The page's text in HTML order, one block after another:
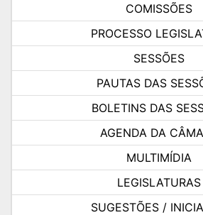
COMISSÕES
PROCESSO
SESSÕES
PAUTAS DAS
BOLETINS DAS
AGENDA DA
MULTIMÍDIA
LEGISLATURAS
SUGESTÕES /